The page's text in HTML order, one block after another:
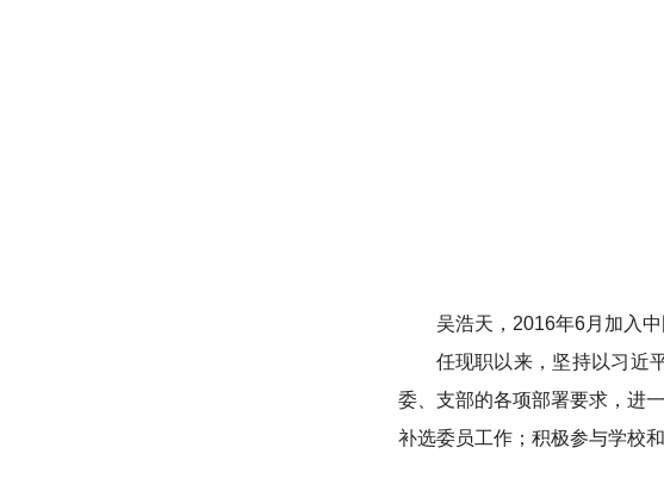
吴浩天，2016年6月加入
任现职以来，坚持以习近
委、支部的各项部署要求，进
补选委员工作；积极参与学校